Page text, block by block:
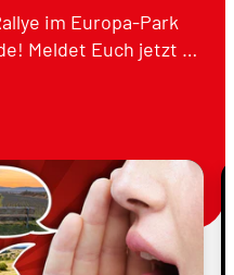
im Europa-Park
Meldet Euch jetzt …